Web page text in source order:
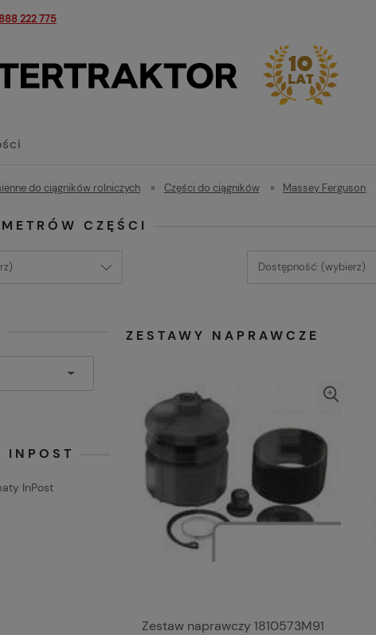
222 775
do ciągników rolniczych » Części do ciągników » Massey Ferguson
CZĘŚCI
Dostępność: (wybierz)
INPOST
ZESTAWY NAPRAWCZE
Zestaw naprawczy 1810573M91